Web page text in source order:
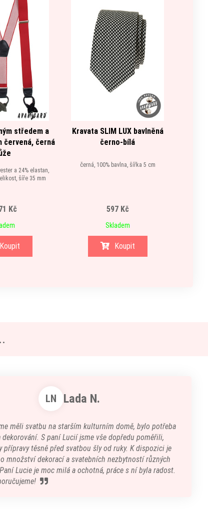
středem a
červená, černá
a 24% elastan,
šíře 35 mm
Kč
Koupit
Kravata SLIM LUX bavlněná
černo-bílá
černá, 100% bavlna, šířka 5 cm
597 Kč
Skladem
Koupit
LN Lada N.
měli svatbu na starším kulturním domě, bylo potřeba
dekorování. S paní Lucií jsme vše dopředu poměřili,
přípravy těsně před svatbou šly od ruky. K dispozici je
množství dekorací a svatebních nezbytností různých
Lucie je moc milá a ochotná, práce s ní byla radost.